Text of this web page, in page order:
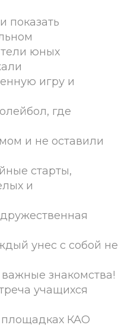
показать
юных
игру и
где
и не оставили
старты,
и
унес с собой не
знакомства!
учащихся
площадках КАО